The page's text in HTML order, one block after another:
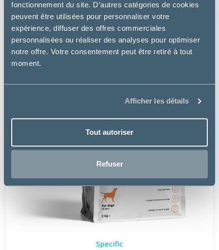
fonctionnement du site. D’autres catégories de cookies
peuvent être utilisées pour personnaliser votre
expérience, diffuser des offres commerciales
personnalisées ou réaliser des analyses pour optimiser
notre offre. Votre consentement peut être retiré à tout
moment.
Afficher les détails
Tout autoriser
Refuser
Specific